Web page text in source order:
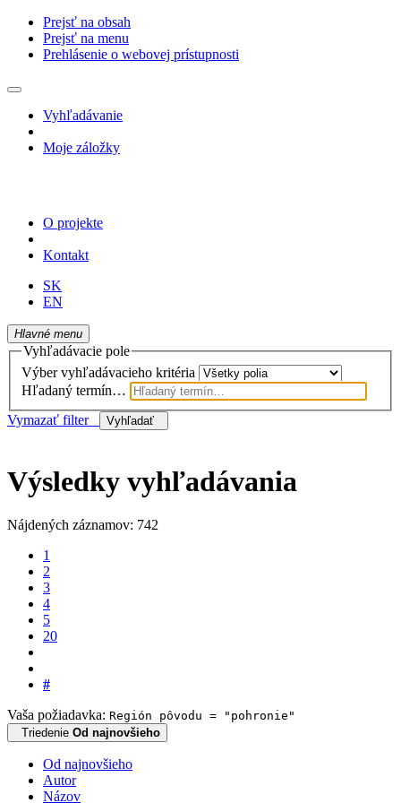
Prejsť na obsah
Prejsť na menu
Prehlásenie o webovej prístupnosti
Vyhľadávanie
Moje záložky
O projekte
Kontakt
SK
EN
Hlavné menu
Vyhľadávacie pole
Výber vyhľadávacieho kritéria
Hľadaný termín…
Vymazať filter
Vyhľadať
Výsledky vyhľadávania
Nájdených záznamov: 742
1
2
3
4
5
20
#
Vaša požiadavka: Región pôvodu = "pohronie"
Triedenie Od najnovšieho
Od najnovšieho
Autor
Názov